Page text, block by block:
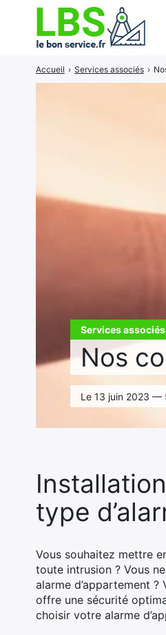
Services associés
Nos
Le 13 juin 2023 —
Accueil › Services associés ›
type
Vous souhaitez mettre
toute intrusion ? Vous
alarme d’appartement
offre une sécurité
choisir votre alarme